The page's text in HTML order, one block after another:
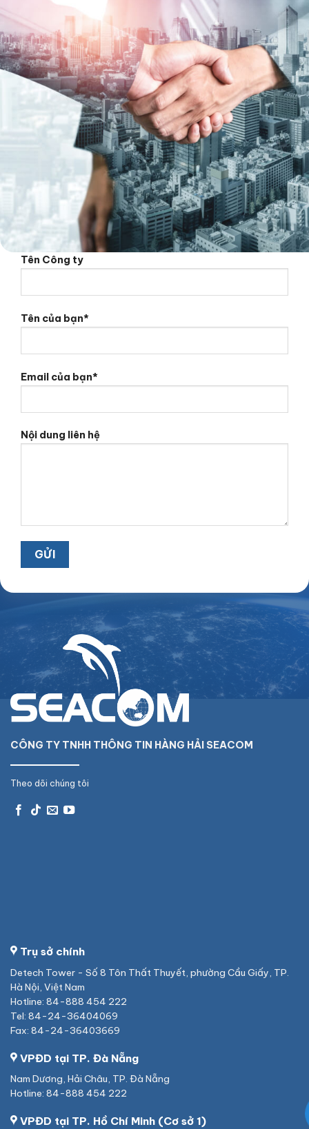
Tên Công ty
Tên của bạn*
Email của bạn*
Nội dung liên hệ
CÔNG TY TNHH THÔNG TIN HÀNG HẢI SEACOM
Theo dõi chúng tôi
Trụ sở chính
Detech Tower - Số 8 Tôn Thất Thuyết, phường Cầu Giấy, TP.
Hà Nội, Việt Nam
Hotline: 84-888 454 222
Tel: 84-24-36404069
Fax: 84-24-36403669
VPĐD tại TP. Đà Nẵng
Nam Dương, Hải Châu, TP. Đà Nẵng
Hotline: 84-888 454 222
VPĐD tại TP. Hồ Chí Minh (Cơ sở 1)